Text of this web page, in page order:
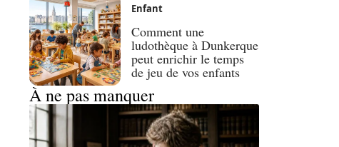
Enfant
Comment une
ludothèque à Dunkerque
peut enrichir le temps
de jeu de vos enfants
À ne pas manquer